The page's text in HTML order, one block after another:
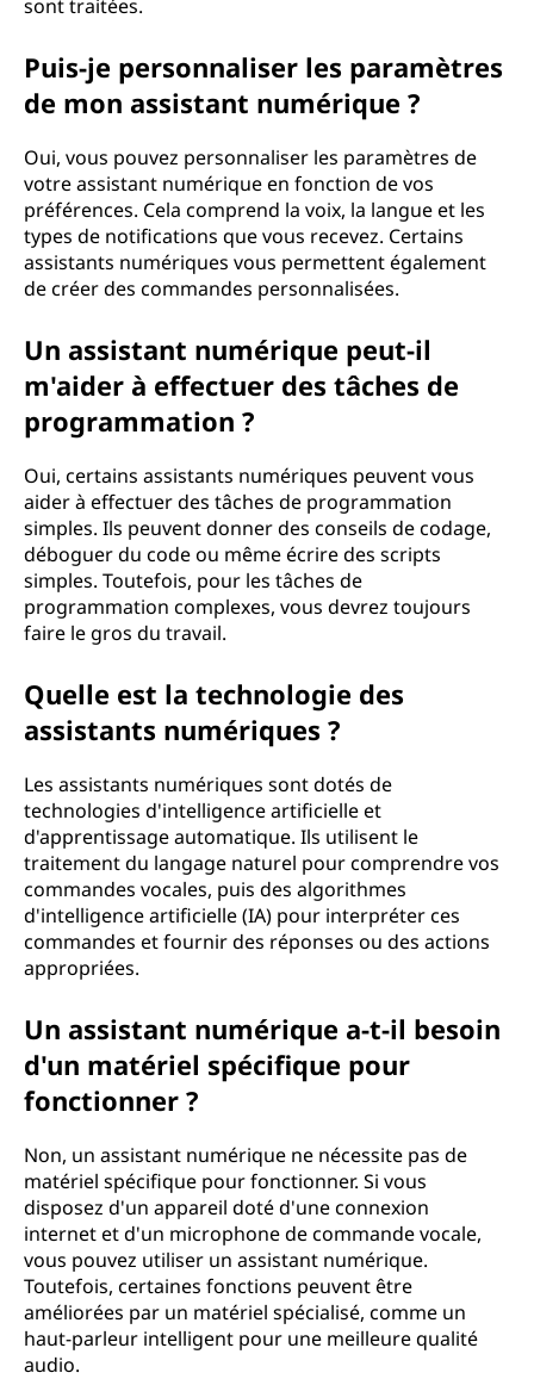
sont traitées.
Puis-je personnaliser les paramètres
de mon assistant numérique ?
Oui, vous pouvez personnaliser les paramètres de
votre assistant numérique en fonction de vos
préférences. Cela comprend la voix, la langue et les
types de notifications que vous recevez. Certains
assistants numériques vous permettent également
de créer des commandes personnalisées.
Un assistant numérique peut-il
m'aider à effectuer des tâches de
programmation ?
Oui, certains assistants numériques peuvent vous
aider à effectuer des tâches de programmation
simples. Ils peuvent donner des conseils de codage,
déboguer du code ou même écrire des scripts
simples. Toutefois, pour les tâches de
programmation complexes, vous devrez toujours
faire le gros du travail.
Quelle est la technologie des
assistants numériques ?
Les assistants numériques sont dotés de
technologies d'intelligence artificielle et
d'apprentissage automatique. Ils utilisent le
traitement du langage naturel pour comprendre vos
commandes vocales, puis des algorithmes
d'intelligence artificielle (IA) pour interpréter ces
commandes et fournir des réponses ou des actions
appropriées.
Un assistant numérique a-t-il besoin
d'un matériel spécifique pour
fonctionner ?
Non, un assistant numérique ne nécessite pas de
matériel spécifique pour fonctionner. Si vous
disposez d'un appareil doté d'une connexion
internet et d'un microphone de commande vocale,
vous pouvez utiliser un assistant numérique.
Toutefois, certaines fonctions peuvent être
améliorées par un matériel spécialisé, comme un
haut-parleur intelligent pour une meilleure qualité
audio.